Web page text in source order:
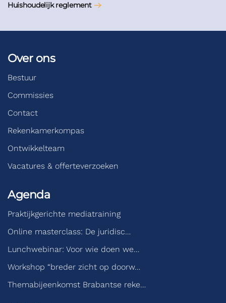
Huishoudelijk reglement
Over ons
Bestuur
Commissies
Contact
Rekenkamerkompas
Ontwikkelteam
Vacatures & offerteverzoeken
Agenda
Praktijkgerichte mediatraining
Online masterclass: De juridisc…
Lunchwebinar: Voor wie doen we…
Workshop “breder zicht op doorw…
Themabijeenkomst Brabantse reke…